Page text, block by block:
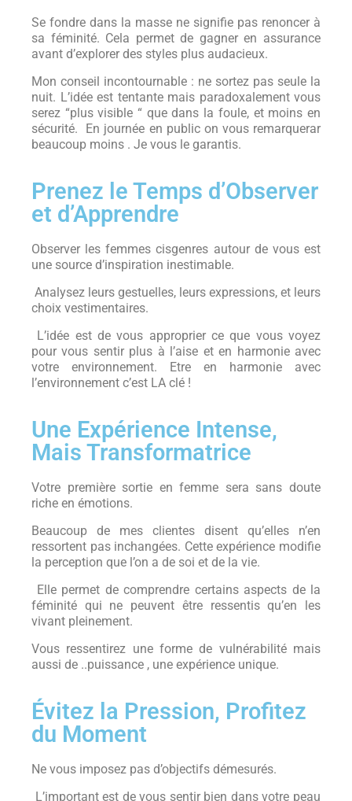
Se fondre dans la masse ne signifie pas renoncer à
sa féminité. Cela permet de gagner en assurance
avant d’explorer des styles plus audacieux.
Mon conseil incontournable : ne sortez pas seule la
nuit. L’idée est tentante mais paradoxalement vous
serez “plus visible “ que dans la foule, et moins en
sécurité. En journée en public on vous remarquerar
beaucoup moins . Je vous le garantis.
Prenez le Temps d’Observer
et d’Apprendre
Observer les femmes cisgenres autour de vous est
une source d’inspiration inestimable.
Analysez leurs gestuelles, leurs expressions, et leurs
choix vestimentaires.
L’idée est de vous approprier ce que vous voyez
pour vous sentir plus à l’aise et en harmonie avec
votre environnement. Etre en harmonie avec
l’environnement c’est LA clé !
Une Expérience Intense,
Mais Transformatrice
Votre première sortie en femme sera sans doute
riche en émotions.
Beaucoup de mes clientes disent qu’elles n’en
ressortent pas inchangées. Cette expérience modifie
la perception que l’on a de soi et de la vie.
Elle permet de comprendre certains aspects de la
féminité qui ne peuvent être ressentis qu’en les
vivant pleinement.
Vous ressentirez une forme de vulnérabilité mais
aussi de ..puissance , une expérience unique.
Évitez la Pression, Profitez
du Moment
Ne vous imposez pas d’objectifs démesurés.
L’important est de vous sentir bien dans votre peau